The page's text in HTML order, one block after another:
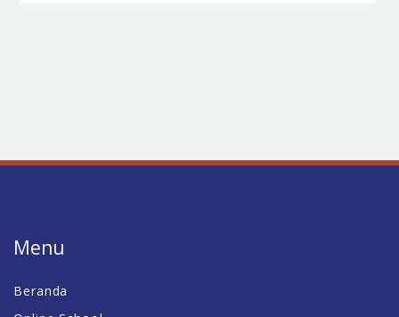
Menu
Beranda